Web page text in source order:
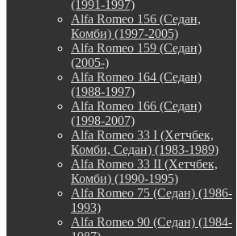
(1991-1997)
Alfa Romeo 156 (Седан,
Комби) (1997-2005)
Alfa Romeo 159 (Седан)
(2005-)
Alfa Romeo 164 (Седан)
(1988-1997)
Alfa Romeo 166 (Седан)
(1998-2007)
Alfa Romeo 33 I (Хетчбек,
Комби, Седан) (1983-1989)
Alfa Romeo 33 II (Хетчбек,
Комби) (1990-1995)
Alfa Romeo 75 (Седан) (1986-
1993)
Alfa Romeo 90 (Седан) (1984-